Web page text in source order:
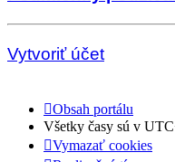
Vytvoriť účet
Obsah portálu
Všetky časy sú v
Vymazať cookies